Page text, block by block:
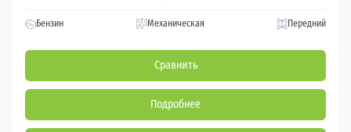
Бензин Механическая Передний
Сравнить
Подробнее